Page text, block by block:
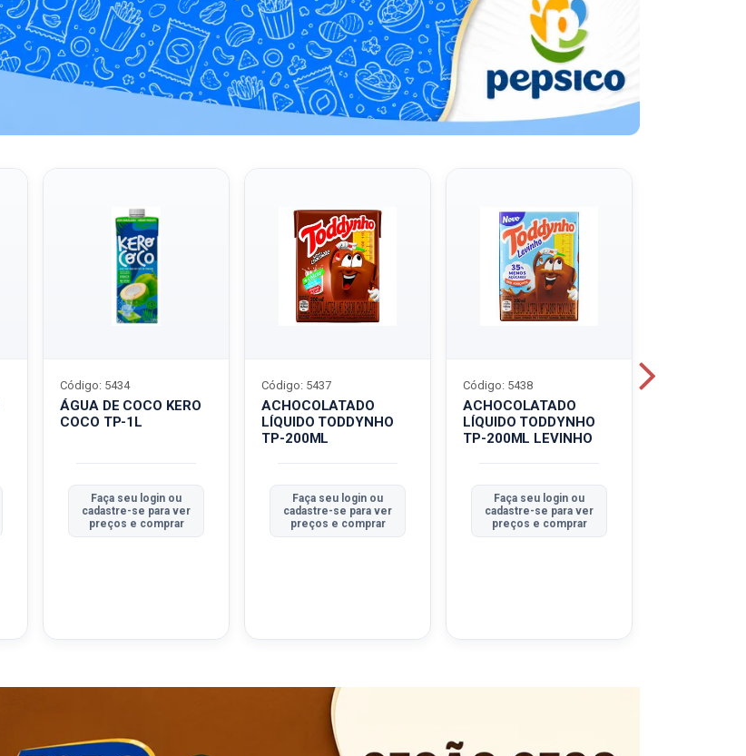
ÁGUA DE COCO KERO
COCO TP-1L
Código: 5434
Faça seu login ou
cadastre-se para ver
preços e comprar
ACHOCOLATADO
LÍQUIDO TODDYNHO
TP-200ML
Código: 5437
Faça seu login ou
cadastre-se para ver
preços e comprar
ACHOCOLATADO
LÍQUIDO TODDYNHO
TP-200ML LEVINHO
Código: 5438
Faça seu login ou
cadastre-se para ver
preços e comprar